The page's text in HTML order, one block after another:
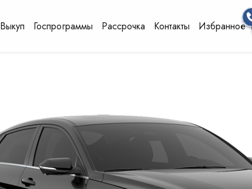
Выкуп Госпрограммы Рассрочка Контакты Избранное